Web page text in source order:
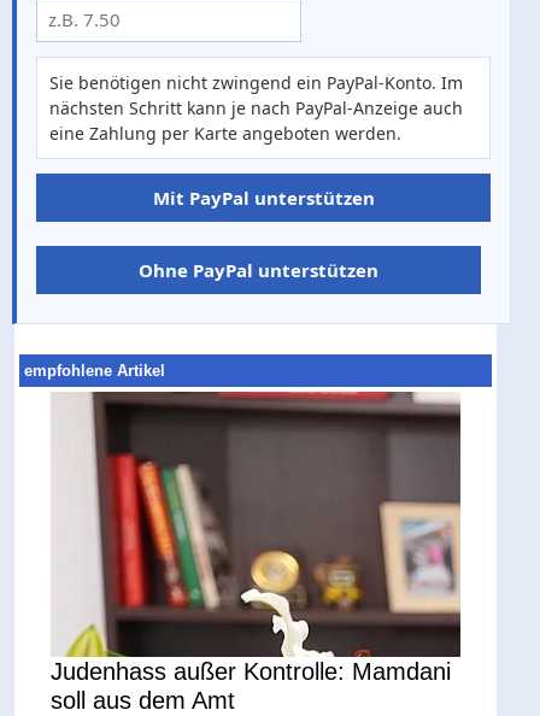
Sie benötigen nicht zwingend ein PayPal-Konto. Im
nächsten Schritt kann je nach PayPal-Anzeige auch
eine Zahlung per Karte angeboten werden.
Mit PayPal unterstützen
Ohne PayPal unterstützen
empfohlene Artikel
Judenhass außer Kontrolle: Mamdani
soll aus dem Amt